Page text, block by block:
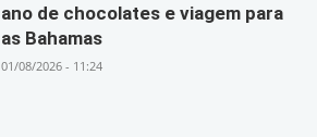
ano de chocolates e viagem para
as Bahamas
01/08/2026 - 11:24